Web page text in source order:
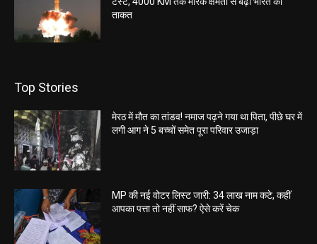
ताकत
Top Stories
मेरठ में मौत का तांडव! नमाज पढ़ने गया था पिता, पीछे घर में
लगी आग ने 5 बच्चों समेत पूरा परिवार उजाड़ा
MP की नई वोटर लिस्ट जारी: 34 लाख नाम कटे, कहीं
आपका पत्ता तो नहीं साफ? ऐसे करें चेक